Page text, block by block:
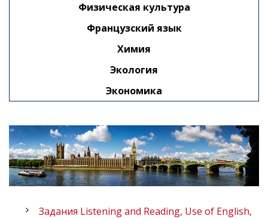
Физическая культура
Французский язык
Химия
Экология
Экономика
Задания Listening and Reading, Use of English,